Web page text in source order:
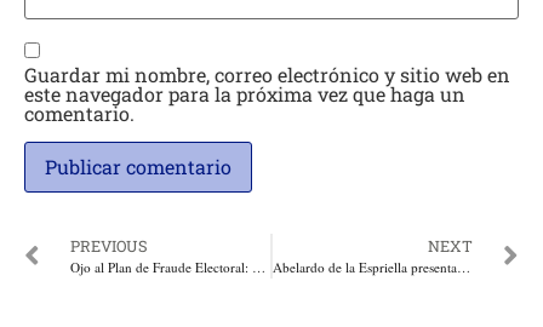
Guardar mi nombre, correo electrónico y sitio web en
este navegador para la próxima vez que haga un
comentario.
PREVIOUS
Ojo al Plan de Fraude Electoral: Registraduría alerta que Correos sobre supuestos cambios de puesto de votación para la 2da vuelta presidencial, son FALSOS
NEXT
Abelardo de la Espriella presenta las 13 propuestas urgentes con las que reconstruirá la Patria Milagro